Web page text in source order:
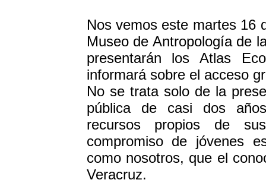
Nos vemos este martes 16
Museo de Antropología de
presentarán los Atlas
informará sobre el acceso
No se trata solo de la
pública de casi dos
recursos propios de
compromiso de jóvenes
como nosotros, que el
Veracruz.